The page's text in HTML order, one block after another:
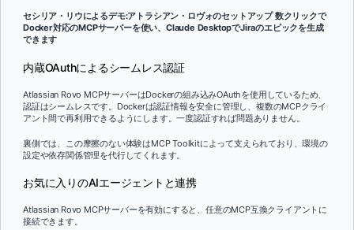
セシリア・リウによるデモ:アトラシアン・ロヴォのセットアップ 数クリックで
Docker対応のMCPサーバーを使い、Claude DesktopでJiraのエピックを生成
できます
内蔵OAuthによるシームレス認証
Atlassian Rovo MCPサーバーはDockerの組み込みOAuthを使用しているため、
認証はシームレスです。Dockerは認証情報を安全に管理し、複数のMCPクライ
アント間で再利用できるようにします。一度認証すれば問題ありません。
裏側では、この摩擦のない体験はMCP Toolkitによって支えられており、環境の
設定や依存関係管理を代行してくれます。
お気に入りのAIエージェントと連携
Atlassian Rovo MCPサーバーを有効にすると、任意のMCP互換クライアントに
接続できます。